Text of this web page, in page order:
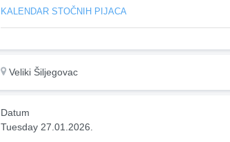
KALENDAR STOČNIH PIJACA
Veliki Šiljegovac
Datum
Tuesday 27.01.2026.